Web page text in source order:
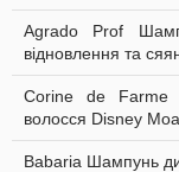
Agrado Prof
відновлення та
Corine de Farme
волосся Disney
Babaria Шампунь